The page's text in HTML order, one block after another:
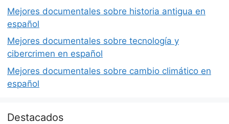
Mejores documentales sobre historia antigua en
español
Mejores documentales sobre tecnología y
cibercrimen en español
Mejores documentales sobre cambio climático en
español
Destacados